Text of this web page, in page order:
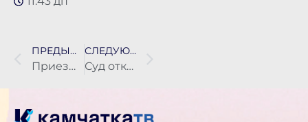
ПРЕДЫДУЩАЯ НОВОСТЬ
Приезжий из Иркутской области получил срок за покушение на двойное убийство в хостеле Елизова
СЛЕДУЮЩАЯ НОВОСТЬ
Суд отказал во взыскании с подрядчика 690 млн рублей за срыв сроков стройки Камчатской краевой больницы